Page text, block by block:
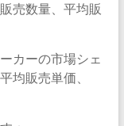
売数量、平均販
カーの市場シェ
均販売単価、